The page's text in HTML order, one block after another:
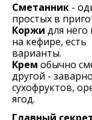
Сметанник -
простых в
Коржи для него
на кефире,
варианты.
Крем обычно
другой -
сухофруктов,
ягод.